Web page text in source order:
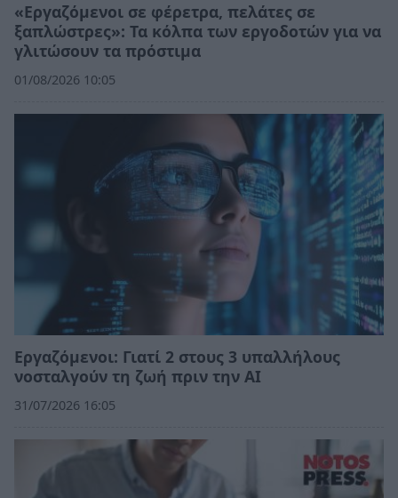
«Εργαζόμενοι σε φέρετρα, πελάτες σε
ξαπλώστρες»: Τα κόλπα των εργοδοτών για να
γλιτώσουν τα πρόστιμα
01/08/2026 10:05
Εργαζόμενοι: Γιατί 2 στους 3 υπαλλήλους
νοσταλγούν τη ζωή πριν την ΑΙ
31/07/2026 16:05